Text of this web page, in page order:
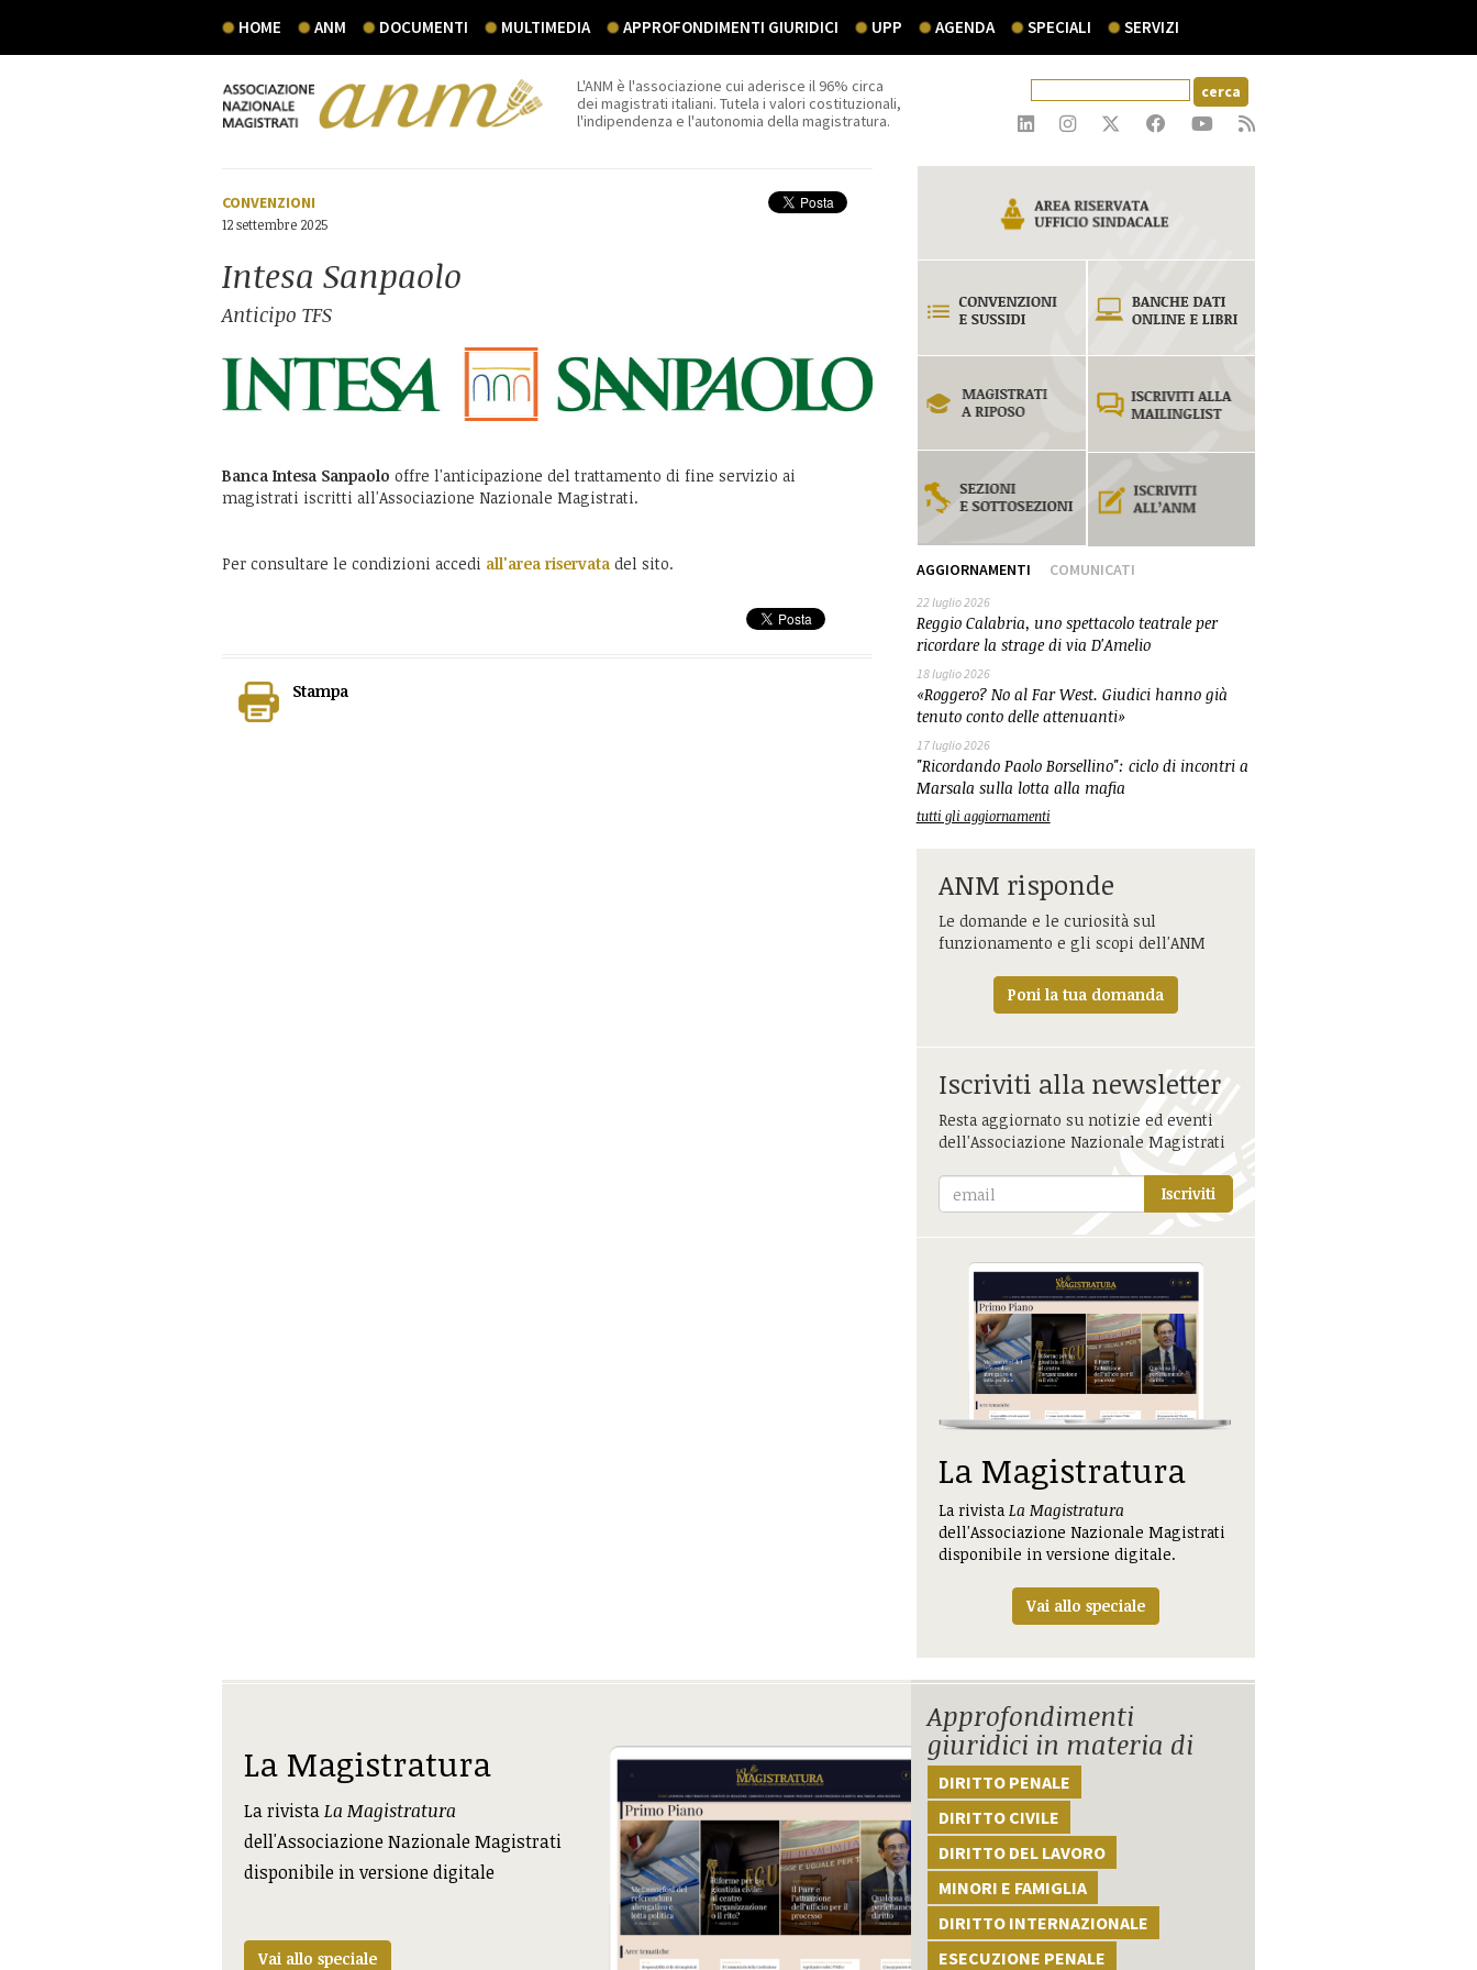
HOME ANM DOCUMENTI MULTIMEDIA APPROFONDIMENTI GIURIDICI UPP AGENDA SPECIALI SERVIZI
L'ANM è l'associazione cui aderisce il 96% circa
dei magistrati italiani. Tutela i valori costituzionali,
l'indipendenza e l'autonomia della magistratura.
CONVENZIONI
12 settembre 2025
Intesa Sanpaolo
Anticipo TFS
Banca Intesa Sanpaolo offre l'anticipazione del trattamento di fine servizio ai
magistrati iscritti all'Associazione Nazionale Magistrati.
Per consultare le condizioni accedi all'area riservata del sito.
Stampa
AGGIORNAMENTI COMUNICATI
22 luglio 2026
Reggio Calabria, uno spettacolo teatrale per
ricordare la strage di via D'Amelio
18 luglio 2026
«Roggero? No al Far West. Giudici hanno già
tenuto conto delle attenuanti»
17 luglio 2026
"Ricordando Paolo Borsellino": ciclo di incontri a
Marsala sulla lotta alla mafia
tutti gli aggiornamenti
ANM risponde
Le domande e le curiosità sul
funzionamento e gli scopi dell'ANM
Poni la tua domanda
Iscriviti alla newsletter
Resta aggiornato su notizie ed eventi
dell'Associazione Nazionale Magistrati
Iscriviti
La Magistratura
La rivista La Magistratura
dell'Associazione Nazionale Magistrati
disponibile in versione digitale.
Vai allo speciale
La Magistratura
La rivistaLa Magistratura
dell'Associazione Nazionale Magistrati
disponibile in versione digitale
Vai allo speciale
Approfondimenti
giuridici in materia di
DIRITTO PENALE
DIRITTO CIVILE
DIRITTO DEL LAVORO
MINORI E FAMIGLIA
DIRITTO INTERNAZIONALE
ESECUZIONE PENALE